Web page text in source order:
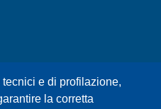
e di profilazione,
la corretta
con il Pubblico